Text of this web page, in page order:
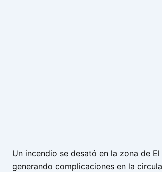
Un incendio se desató en la zona de
generando complicaciones en la